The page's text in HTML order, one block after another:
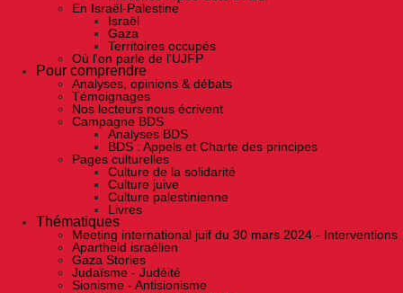
En Israël-Palestine
Israël
Gaza
Territoires occupés
Où l'on parle de l'UJFP
Pour comprendre
Analyses, opinions & débats
Témoignages
Nos lecteurs nous écrivent
Campagne BDS
Analyses BDS
BDS : Appels et Charte des principes
Pages culturelles
Culture de la solidarité
Culture juive
Culture palestinienne
Livres
Thématiques
Meeting international juif du 30 mars 2024 - Interventions
Apartheid israélien
Gaza Stories
Judaïsme - Judéité
Sionisme - Antisionisme